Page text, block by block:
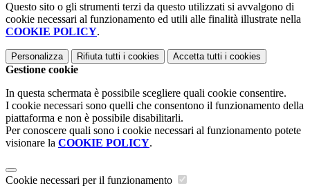
Questo sito o gli strumenti terzi da questo utilizzati si avvalgono di
cookie necessari al funzionamento ed utili alle finalità illustrate nella
COOKIE POLICY.
Personalizza Rifiuta tutti i cookies Accetta tutti i cookies
Gestione cookie
In questa schermata è possibile scegliere quali cookie consentire.
I cookie necessari sono quelli che consentono il funzionamento della
piattaforma e non è possibile disabilitarli.
Per conoscere quali sono i cookie necessari al funzionamento potete
visionare la COOKIE POLICY.
Cookie necessari per il funzionamento